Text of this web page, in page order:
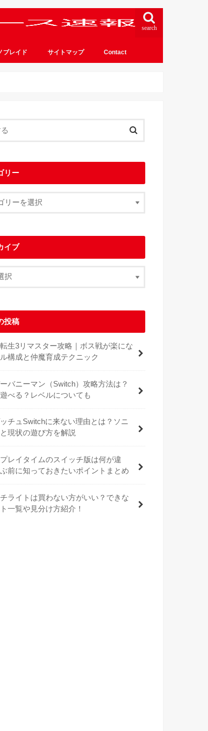
search
ブレイド サイトマップ Contact
リー
イブ
投稿
生3リマスター攻略｜ボス戦が楽にな
構成と仲魔育成テクニック
バニーマン（Switch）攻略方法は？
べる？レベルについても
チュSwitchに来ない理由とは？ソニ
現状の遊び方を解説
レイタイムのスイッチ版は何が違
前に知っておきたいポイントまとめ
ライトは買わない方がいい？できな
一覧や見分け方紹介！